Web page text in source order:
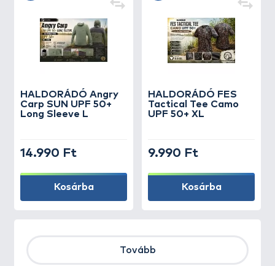
HALDORÁDÓ Angry
Carp SUN UPF 50+
Long Sleeve L
14.990 Ft
Kosárba
HALDORÁDÓ FES
Tactical Tee Camo
UPF 50+ XL
9.990 Ft
Kosárba
Tovább